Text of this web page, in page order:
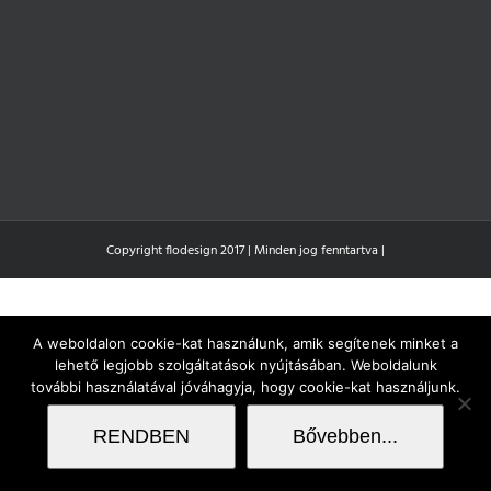
Copyright flodesign 2017 | Minden jog fenntartva |
A weboldalon cookie-kat használunk, amik segítenek minket a
lehető legjobb szolgáltatások nyújtásában. Weboldalunk
további használatával jóváhagyja, hogy cookie-kat használjunk.
RENDBEN Bővebben...